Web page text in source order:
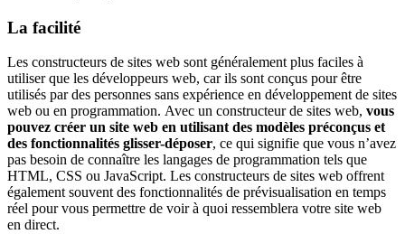
La facilité
Les constructeurs de sites web sont généralement plus faciles à
utiliser que les développeurs web, car ils sont conçus pour être
utilisés par des personnes sans expérience en développement de sites
web ou en programmation. Avec un constructeur de sites web, vous
pouvez créer un site web en utilisant des modèles préconçus et
des fonctionnalités glisser-déposer, ce qui signifie que vous n’avez
pas besoin de connaître les langages de programmation tels que
HTML, CSS ou JavaScript. Les constructeurs de sites web offrent
également souvent des fonctionnalités de prévisualisation en temps
réel pour vous permettre de voir à quoi ressemblera votre site web
en direct.